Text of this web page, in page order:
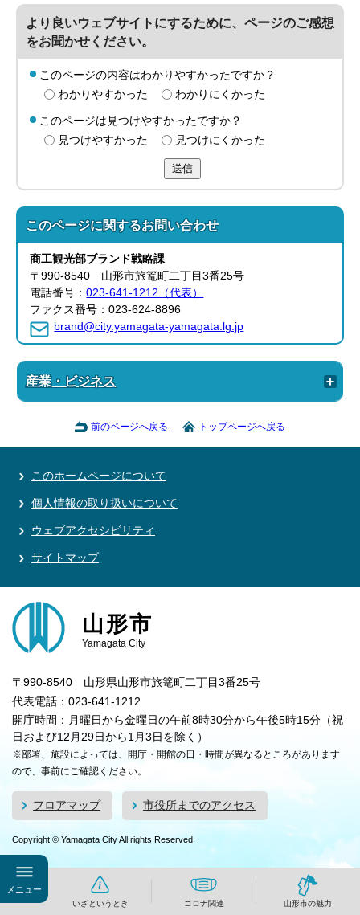
より良いウェブサイトにするために、ページのご感想
をお聞かせください。
このページの内容はわかりやすかったですか？
わかりやすかった
わかりにくかった
このページは見つけやすかったですか？
見つけやすかった
見つけにくかった
送信
このページに関するお問い合わせ
商工観光部ブランド戦略課
〒990-8540 山形市旅篭町二丁目3番25号
電話番号：023-641-1212（代表）
ファクス番号：023-624-8896
brand@city.yamagata-yamagata.lg.jp
産業・ビジネス
前のページへ戻る トップページへ戻る
メニュー
いざというとき コロナ関連 山形市の魅力
このホームページについて
個人情報の取り扱いについて
ウェブアクセシビリティ
サイトマップ
山形市
Yamagata City
〒990-8540 山形県山形市旅篭町二丁目3番25号
代表電話：023-641-1212
開庁時間：月曜日から金曜日の午前8時30分から午後5時15分（祝
日および12月29日から1月3日を除く）
※部署、施設によっては、開庁・開館の日・時間が異なるところがあります
ので、事前にご確認ください。
フロアマップ 市役所までのアクセス
Copyright © Yamagata City All rights Reserved.